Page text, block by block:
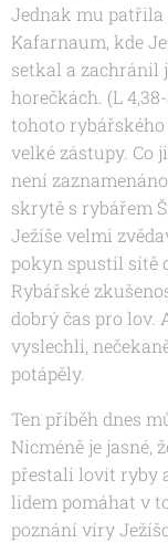
Jednak mu patřila
Kafarnaum, kde
setkal a zachránil
horečkách. (L
tohoto
velké zástupy. Co
není
skrytě s rybářem
Ježíše velmi
pokyn spustil sítě
Rybářské
dobrý čas pro lov.
vyslechli,
potápěly.
Ten příběh dnes
Nicméně je jasné,
přestali lovit ryby
lidem pomáhat v
poznání víry